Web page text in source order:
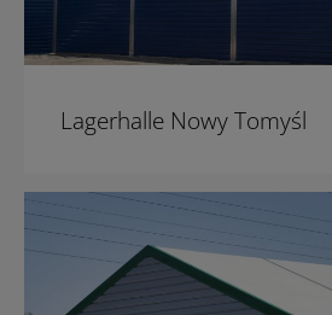
Lagerhalle Nowy Tomyśl